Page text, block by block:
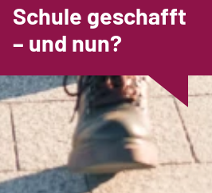
Schule geschafft
– und nun?